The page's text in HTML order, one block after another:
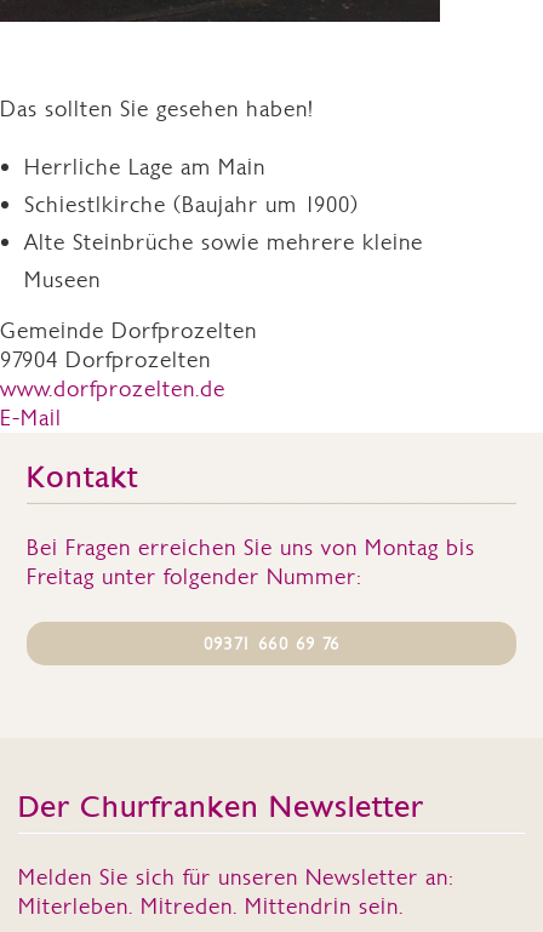
Das sollten Sie gesehen haben!
Herrliche Lage am Main
Schiestlkirche (Baujahr um 1900)
Alte Steinbrüche sowie mehrere kleine
Museen
Gemeinde Dorfprozelten
97904 Dorfprozelten
www.dorfprozelten.de
E-Mail
Kontakt
Bei Fragen erreichen Sie uns von Montag bis
Freitag unter folgender Nummer:
09371 660 69 76
Der Churfranken Newsletter
Melden Sie sich für unseren Newsletter an:
Miterleben. Mitreden. Mittendrin sein.